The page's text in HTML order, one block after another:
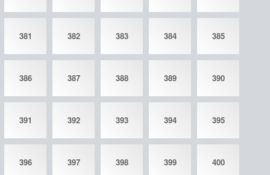
381 382 383 384 385
386 387 388 389 390
391 392 393 394 395
396 397 398 399 400